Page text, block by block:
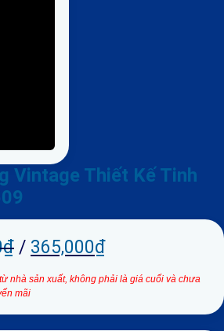
Vintage Thiết Kế Tinh
₫ / 365,000₫
nhà sản xuất, không phải là giá cuối và chưa
mãi